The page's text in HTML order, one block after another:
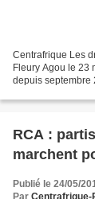
Centrafrique Les
Fleury Agou le 23
depuis septembre
RCA :
marchent
Publié le 24/05/
Par Centrafrique-